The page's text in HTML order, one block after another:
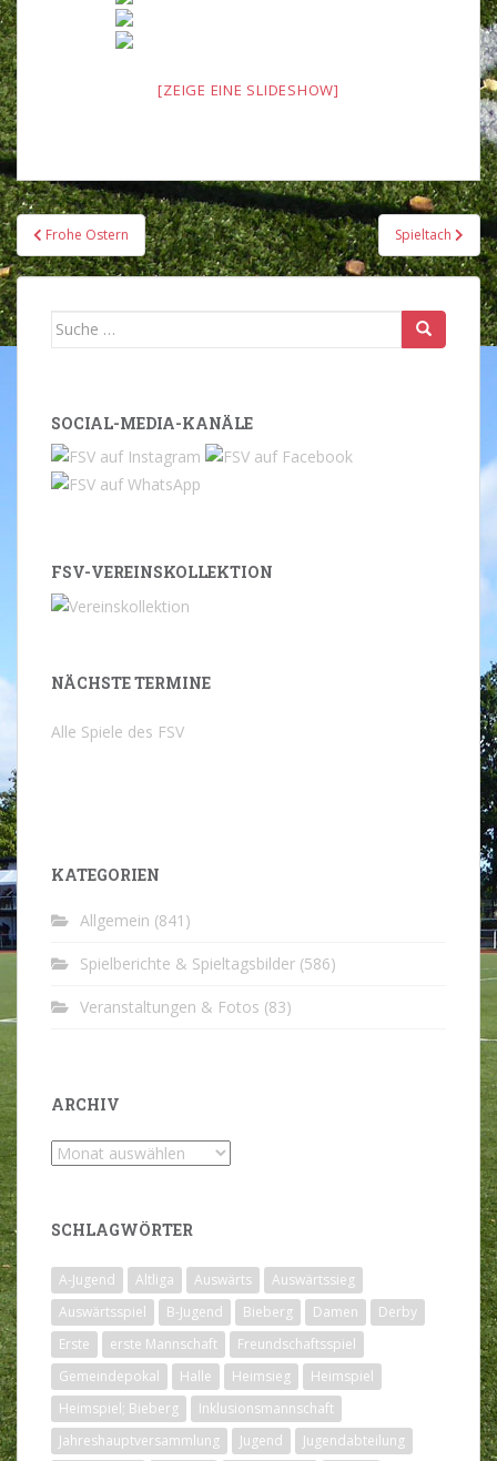
[ZEIGE EINE SLIDESHOW]
Beitragsnavigation
Frohe Ostern Spieltach
Suche
SOCIAL-MEDIA-KANÄLE
FSV-VEREINSKOLLEKTION
NÄCHSTE TERMINE
Alle Spiele des FSV
KATEGORIEN
Allgemein (841)
Spielberichte & Spieltagsbilder (586)
Veranstaltungen & Fotos (83)
ARCHIV
Archiv
SCHLAGWÖRTER
A-Jugend Altliga Auswärts
Auswärtssieg
Auswärtsspiel
B-Jugend Bieberg Damen
Derby
Erste
erste Mannschaft
Freundschaftsspiel
Gemeindepokal
Halle Heimsieg
Heimspiel
Heimspiel; Bieberg
Inklusionsmannschaft
Jahreshauptversammlung
Jugend
Jugendabteilung